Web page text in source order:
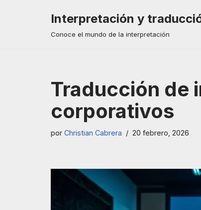
Interpretación y
Conoce el mundo de la interpretación
Traducción de
corporativos
por Christian Cabrera 20 febrero, 2026